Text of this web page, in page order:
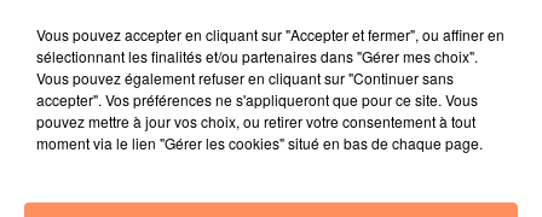
Vous pouvez accepter en cliquant sur "Accepter et fermer", ou affiner en
sélectionnant les finalités et/ou partenaires dans "Gérer mes choix".
Vous pouvez également refuser en cliquant sur "Continuer sans
accepter". Vos préférences ne s'appliqueront que pour ce site. Vous
pouvez mettre à jour vos choix, ou retirer votre consentement à tout
moment via le lien "Gérer les cookies" situé en bas de chaque page.